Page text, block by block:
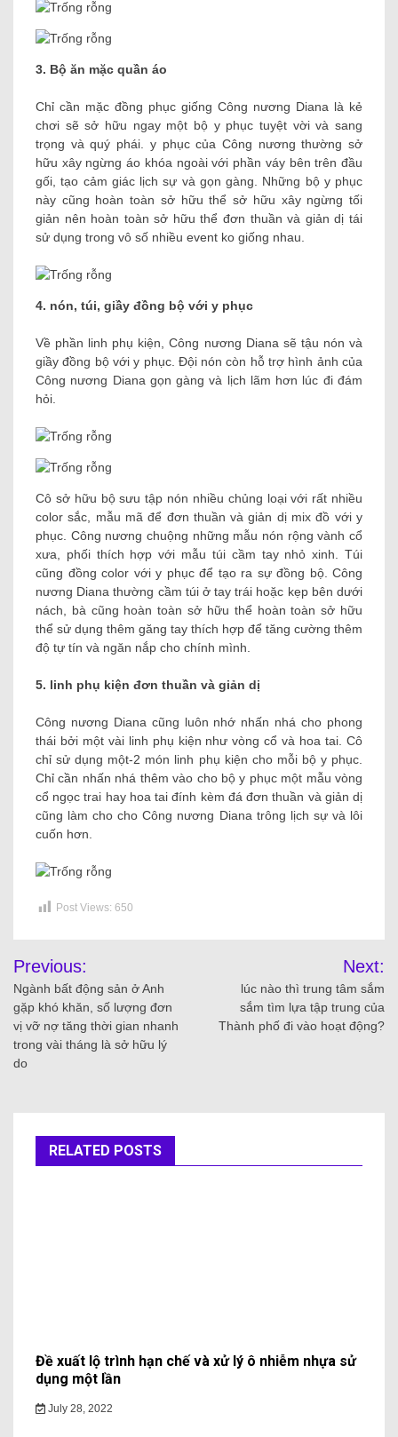
3. Bộ ăn mặc quần áo
Chỉ cần mặc đồng phục giống Công nương Diana là kẻ
chơi sẽ sở hữu ngay một bộ y phục tuyệt vời và sang
trọng và quý phái. y phục của Công nương thường sở
hữu xây ngừng áo khóa ngoài với phần váy bên trên đầu
gối, tạo cảm giác lịch sự và gọn gàng. Những bộ y phục
này cũng hoàn toàn sở hữu thể sở hữu xây ngừng tối
giản nên hoàn toàn sở hữu thể đơn thuần và giản dị tái
sử dụng trong vô số nhiều event ko giống nhau.
4. nón, túi, giầy đồng bộ với y phục
Về phần linh phụ kiện, Công nương Diana sẽ tậu nón và
giầy đồng bộ với y phục. Đội nón còn hỗ trợ hình ảnh của
Công nương Diana gọn gàng và lịch lãm hơn lúc đi đám
hỏi.
Cô sở hữu bộ sưu tập nón nhiều chủng loại với rất nhiều
color sắc, mẫu mã để đơn thuần và giản dị mix đồ với y
phục. Công nương chuộng những mẫu nón rộng vành cổ
xưa, phối thích hợp với mẫu túi cầm tay nhỏ xinh. Túi
cũng đồng color với y phục để tạo ra sự đồng bộ. Công
nương Diana thường cầm túi ở tay trái hoặc kẹp bên dưới
nách, bà cũng hoàn toàn sở hữu thể hoàn toàn sở hữu
thể sử dụng thêm găng tay thích hợp để tăng cường thêm
độ tự tín và ngăn nắp cho chính mình.
5. linh phụ kiện đơn thuần và giản dị
Công nương Diana cũng luôn nhớ nhấn nhá cho phong
thái bởi một vài linh phụ kiện như vòng cổ và hoa tai. Cô
chỉ sử dụng một-2 món linh phụ kiện cho mỗi bộ y phục.
Chỉ cần nhấn nhá thêm vào cho bộ y phục một mẫu vòng
cổ ngọc trai hay hoa tai đính kèm đá đơn thuần và giản dị
cũng làm cho cho Công nương Diana trông lịch sự và lôi
cuốn hơn.
Post Views: 650
Previous:
Ngành bất động sản ở Anh
gặp khó khăn, số lượng đơn
vị vỡ nợ tăng thời gian nhanh
trong vài tháng là sở hữu lý
do
Next:
lúc nào thì trung tâm sắm
sắm tìm lựa tập trung của
Thành phố đi vào hoạt động?
RELATED POSTS
Đề xuất lộ trình hạn chế và xử lý ô nhiễm nhựa sử
dụng một lần
July 28, 2022